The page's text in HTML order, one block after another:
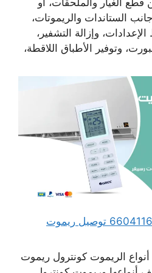
الستاندات والريموتات،
وإزالة التشفير،
وتوفير الأطباق اللاقطة،
توصيل ريموت للمنزل 66041166 توصيل ريموت
أنواع الريموت كونترول ريموت